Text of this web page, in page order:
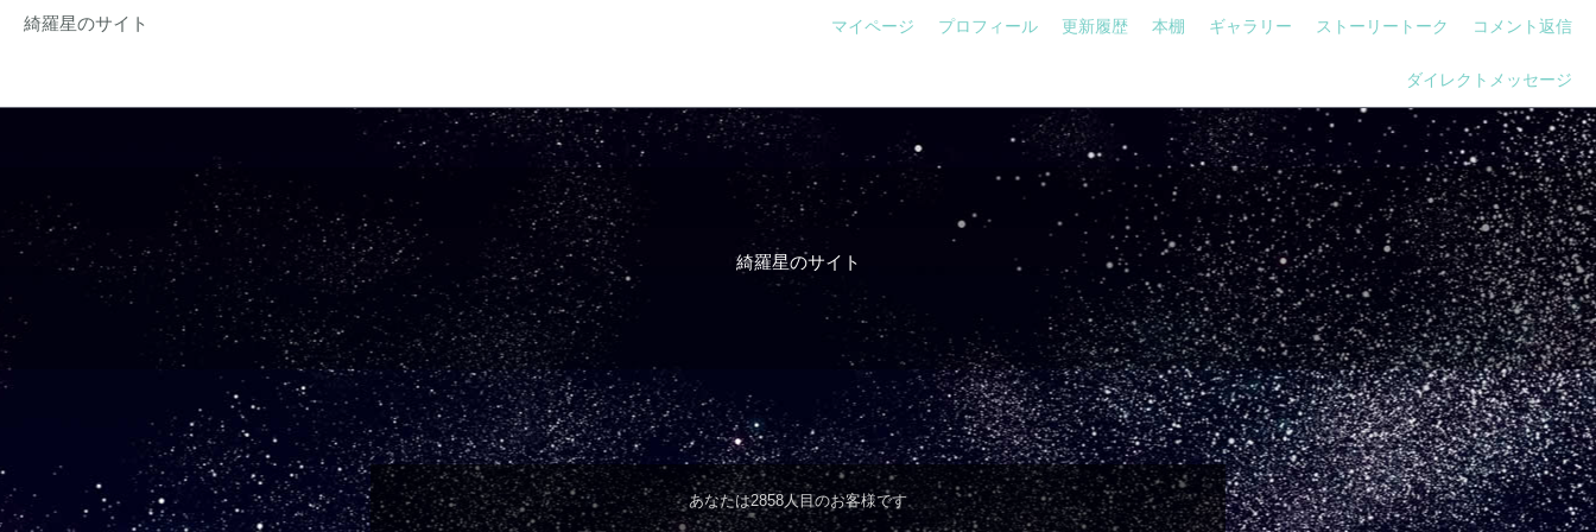
綺羅星のサイト マイページ プロフィール 更新履歴 本棚 ギャラリー ストーリートーク コメント返信
ダイレクトメッセージ
綺羅星のサイト
あなたは2858人目のお客様です